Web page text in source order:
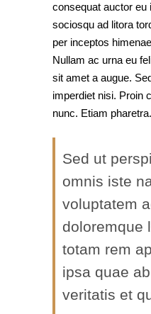
consequat auctor eu
sociosqu ad litora
per inceptos
Nullam ac urna eu
sit amet a augue.
imperdiet nisi. Proin
nunc. Etiam pharetra.
Sed ut
omnis iste
voluptatem
doloremque
totam rem
ipsa quae
veritatis et